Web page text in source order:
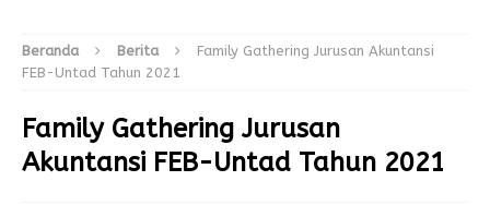
Beranda Berita
Family Gathering Jurusan Akuntansi
FEB-Untad Tahun 2021
Family Gathering Jurusan
Akuntansi FEB-Untad Tahun 2021